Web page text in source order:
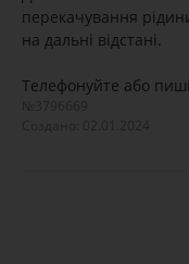
перекачування
на дальні відстані.
Телефонуйте або